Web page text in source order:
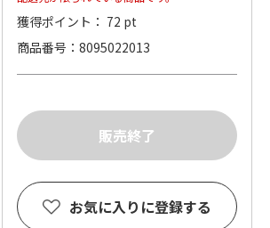
獲得ポイント： 72 pt
商品番号
8095022013
お気に入りに登録する